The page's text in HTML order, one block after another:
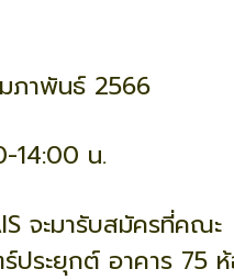
ภาพันธ์ 2566
14:00 น.
จะมารับสมัครที่คณะ
ประยุกต์ อาคาร 75